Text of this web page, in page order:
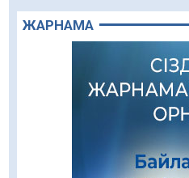
Құрылыс қарқыны –
08.08.2026
Зәулім ғимараттарда
азаматтардың
Еңбегі ерлікпен тең
ЖАРНАМА